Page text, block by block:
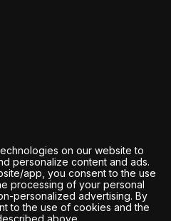
on our website to
personalize content and ads.
app, you consent to the use
processing of your personal
personalized advertising. By
to the use of cookies and the
above